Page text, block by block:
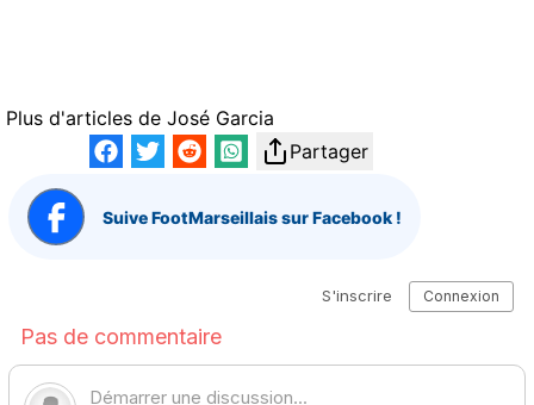
Plus d'articles de José Garcia
Partager
Suive FootMarseillais sur Facebook !